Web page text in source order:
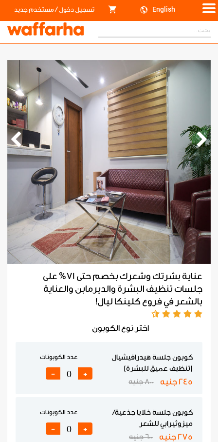
English تسجيل دخول/مستخدم جديد
عناية بشرتك وشعرك بخصم حتى 71% على
جلسات تنظيف البشرة والديرمابن والعناية
بالشعر في فروع كلينكا ليال!
اختر نوع الكوبون
كوبون جلسة هيدرافيشيال
(تنظيف عميق للبشرة)
245 جنيه 800 جنيه
عدد الكوبونات
+
-
كوبون جلسة خلايا جذعية/
ميزوثيرابي للشعر
275 جنيه 600 جنيه
عدد الكوبونات
+
-